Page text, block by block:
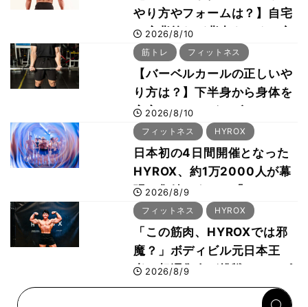
やり方やフォームは？】自宅
で広背筋など背中をつくる方
法をボディビル世界王者・鈴
木雅選手が解説
2026/8/10
筋トレ フィットネス
【バーベルカールの正しいや
り方は？】下半身から身体を
安定させるのがカギ！
2026/8/10
フィットネス HYROX
日本初の4日間開催となった
HYROX、約1万2000人が幕
張に集結 すでに「2028、
29年の大会も準備」
2026/8/9
フィットネス HYROX
「この筋肉、HYROXでは邪
魔？」ボディビル元日本王
者・相澤隼人が挑戦 バーピ
ーでは驚異の種目2位
2026/8/9